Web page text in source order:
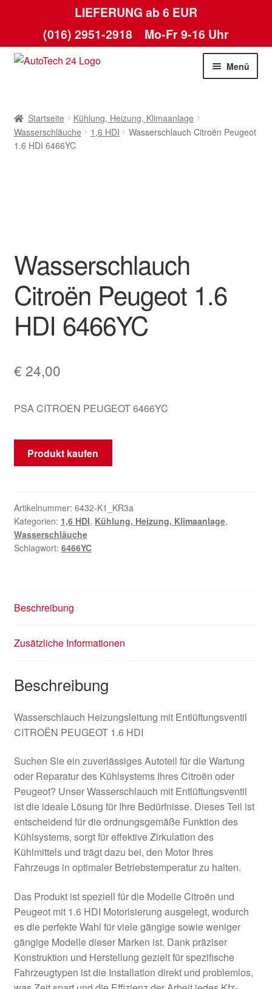
LIEFERUNG ab 6 EUR
(016) 2951-2918 Mo-Fr 9-16 Uhr
Zur
Zum
Menü
AGB
Lieferung
Mein Konto
Warenkorb
Startseite
Kühlung, Heizung, Klimaanlage
Wasserschläuche
1,6 HDI
Wasserschlauch Citroën Peugeot
1.6 HDI 6466YC
Wasserschlauch
Citroën Peugeot 1.6
HDI 6466YC
€ 24,00
PSA CITROEN PEUGEOT 6466YC
Produkt kaufen
Artikelnummer: 6432-K1_KR3a
Kategorien: 1,6 HDI, Kühlung, Heizung, Klimaanlage,
Wasserschläuche
Schlagwort: 6466YC
Beschreibung
Zusätzliche Informationen
Beschreibung
Wasserschlauch Heizungsleitung mit Entlüftungsventil
CITROËN PEUGEOT 1.6 HDI
Suchen Sie ein zuverlässiges Autoteil für die Wartung
oder Reparatur des Kühlsystems Ihres Citroën oder
Peugeot? Unser Wasserschlauch mit Entlüftungsventil
ist die ideale Lösung für Ihre Bedürfnisse. Dieses Teil ist
entscheidend für die ordnungsgemäße Funktion des
Kühlsystems, sorgt für effektive Zirkulation des
Kühlmittels und trägt dazu bei, den Motor Ihres
Fahrzeugs in optimaler Betriebstemperatur zu halten.
Das Produkt ist speziell für die Modelle Citroën und
Peugeot mit 1.6 HDI Motorisierung ausgelegt, wodurch
es die perfekte Wahl für viele gängige sowie weniger
gängige Modelle dieser Marken ist. Dank präziser
Konstruktion und Herstellung gezielt für spezifische
Fahrzeugtypen ist die Installation direkt und problemlos,